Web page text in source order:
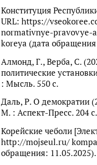
Конституция
URL: https://
normativnye-pravovye-
koreya (дата
Алмонд, Г., Верба, С.
политические
: Мысль. 550 с.
Даль, Р. О демократии
М. : Аспект-Пресс. 204 с.
Корейские чеболи
http://mojseul.ru/
обращения: 11.05.2025).